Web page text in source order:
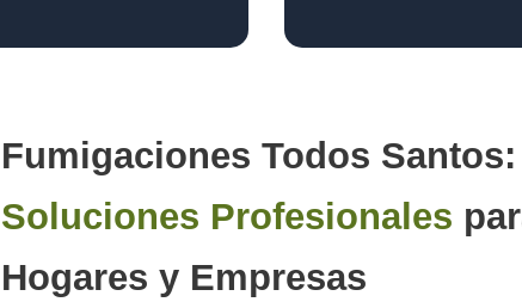
Fumigaciones Todos Santos:
Soluciones Profesionales
Hogares y Empresas